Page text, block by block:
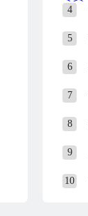
4
5
6
7
8
9
10